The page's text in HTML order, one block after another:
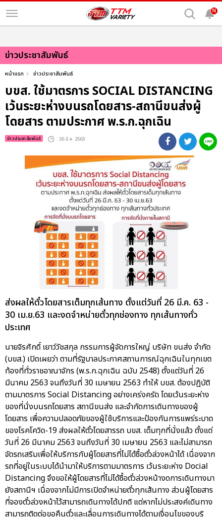
N
ข่าวประชาสัมพันธ์
หน้าแรก ข่าวประชาสัมพันธ์
บขส. ใช้มาตรการ SOCIAL DISTANCING
เว้นระยะห่างบนรถโดยสาร-สถานีขนส่งผู้
โดยสาร ตามประกาศ พ.ร.ก.ฉุกเฉิน
ข่าวประชาสัมพันธ์ : 26 มี.ค. 2563
ส่งผลให้ตั๋วโดยสารเต็มทุกเส้นทาง ตั้งแต่วันที่ 26 มี.ค. 63 -
30 เม.ย.63 และงดจำหน่ายตั๋วทุกช่องทาง ทุกเส้นทางทั่ว
ประเทศ
นายจิรศักดิ์ เยาว์วัชสกุล กรรมการผู้จัดการใหญ่ บริษัท ขนส่ง จำกัด
(บขส.) เปิดเผยว่า ตามที่รัฐบาลประกาศสถานการณ์ฉุกเฉินในทุกเขต
ท้องที่ทั่วราชอาณาจักร (พ.ร.ก.ฉุกเฉิน ฉบับ 2548) ตั้งแต่วันที่ 26
มีนาคม 2563 จนถึงวันที่ 30 เมษายน 2563 ทำให้ บขส. ต้องปฏิบัติ
ตามมาตรการ Social Distancing อย่างเคร่งครัด โดยเว้นระยะห่าง
ของที่นั่งบนรถโดยสาร สถานีขนส่ง และจำกัดการเดินทางของผู้
โดยสาร เพื่อความปลอดภัยของผู้ใช้บริการและป้องกันการแพร่ระบาด
ของโรคโควิด-19 ส่งผลให้ตั๋วโดยสารรถ บขส. เต็มทุกที่นั่งแล้ว ตั้งแต่
วันที่ 26 มีนาคม 2563 จนถึงวันที่ 30 เมษายน 2563 และไม่สามารถ
จัดรถเสริมเพื่อให้บริการกับผู้โดยสารที่ไม่ได้ซื้อตั๋วล่วงหน้าได้ เนื่องจาก
รถที่อยู่ในระบบได้นำมาให้บริการตามมาตรการ เว้นระยะห่าง Docial
Distancing จึงขอให้ผู้โดยสารที่ไม่ได้ซื้อตั๋วล่วงหน้างดการเดินทางมา
ยังสถานีฯ เนื่องจากไม่มีการเปิดจำหน่ายตั๋วทุกเส้นทาง ส่วนผู้โดยสาร
ที่จองตั๋วล่วงหน้าไว้สามารถเดินทางได้ปกติ แต่หากไม่ประสงค์เดินทาง
สามารถติดต่อขอคืนตั๋วและเลื่อนการเดินทางได้ตามเงื่อนไขของบริ